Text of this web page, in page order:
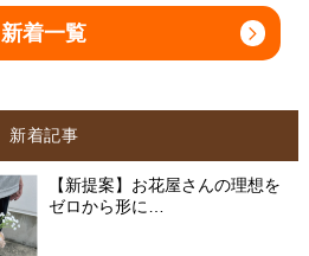
新着一覧
新着記事
【新提案】お花屋さんの理想を
ゼロから形に…